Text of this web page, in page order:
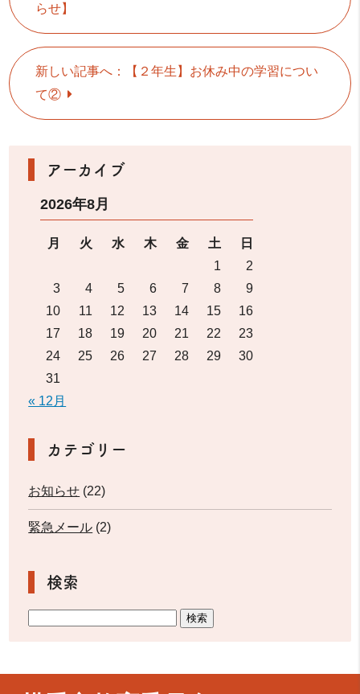
らせ】
新しい記事へ：【２年生】お休み中の学習につい
て②
アーカイブ
2026年8月
月 火 水 木 金 土
日
1
2
3
4 5 6 7 8
9
10
11 12 13 14 15
16
17
18 19 20 21 22
23
24
25 26 27 28 29
30
31
« 12月
カテゴリー
お知らせ (22)
緊急メール (2)
検索